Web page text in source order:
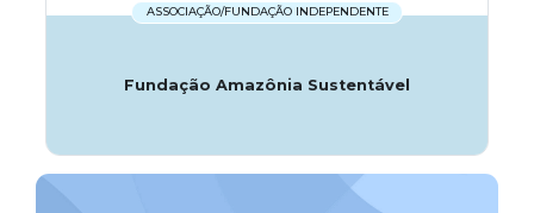
ASSOCIAÇÃO/FUNDAÇÃO INDEPENDENTE
Fundação Amazônia Sustentável